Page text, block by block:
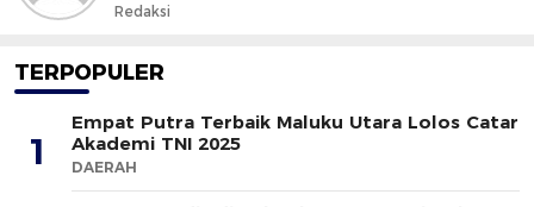
Redaksi
TERPOPULER
1
Empat Putra Terbaik Maluku Utara Lolos Catar
Akademi TNI 2025
DAERAH